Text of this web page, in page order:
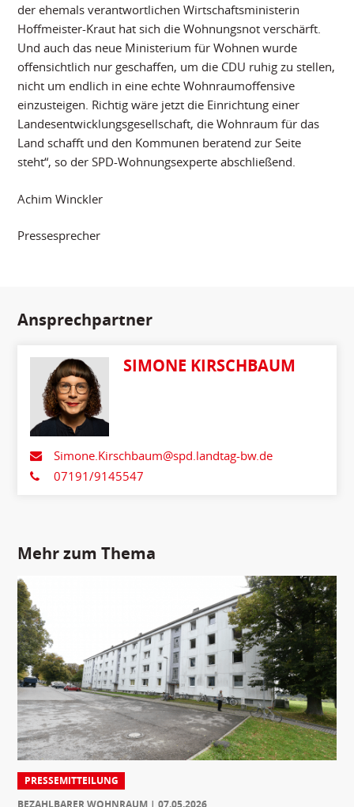
der ehemals verantwortlichen Wirtschaftsministerin
Hoffmeister-Kraut hat sich die Wohnungsnot verschärft.
Und auch das neue Ministerium für Wohnen wurde
offensichtlich nur geschaffen, um die CDU ruhig zu stellen,
nicht um endlich in eine echte Wohnraumoffensive
einzusteigen. Richtig wäre jetzt die Einrichtung einer
Landesentwicklungsgesellschaft, die Wohnraum für das
Land schafft und den Kommunen beratend zur Seite
steht“, so der SPD-Wohnungsexperte abschließend.
Achim Winckler
Pressesprecher
Ansprechpartner
SIMONE KIRSCHBAUM
Simone.Kirschbaum@spd.landtag-bw.de
07191/9145547
Mehr zum Thema
PRESSEMITTEILUNG